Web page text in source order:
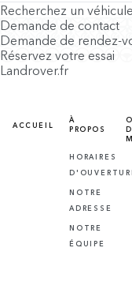
Recherchez un véhicule
Demande de contact
Demande de rendez-
Réservez votre essai
Landrover.fr
ACCUEIL
À
PROPOS
HORAIRES
NOTRE
ADRESSE
NOTRE
ÉQUIPE